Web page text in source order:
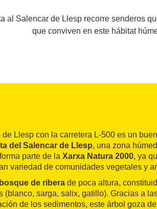
al Salencar de Llesp recorre senderos
que conviven en este hábitat
Llesp con la carretera L-500 es un
del Salencar de Llesp, una zona
parte de la Xarxa Natura 2000, ya
variedad de comunidades vegetales y
bosque de ribera de poca altura,
(blanco, sarga, salix, gatillo). Gracias a
de los sedimentos, este árbol goza